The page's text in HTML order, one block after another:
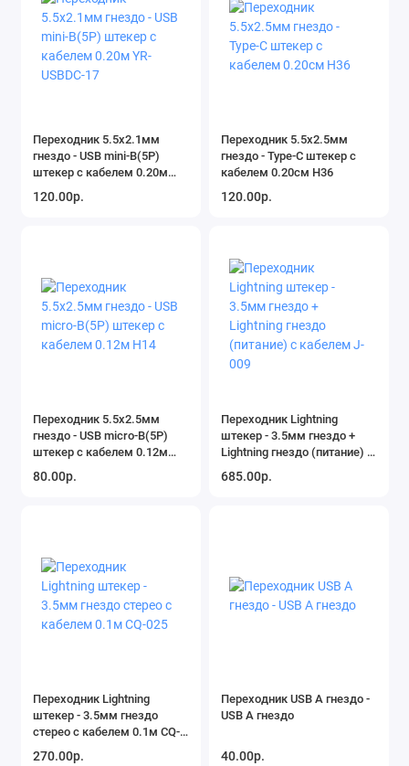
Переходник 5.5х2.1мм
гнездо - USB mini-B(5P)
штекер с кабелем 0.20м
120.00р.
Переходник 5.5х2.5мм
гнездо - Type-C штекер с
кабелем 0.20см H36
120.00р.
Переходник 5.5х2.5мм
гнездо - USB micro-B(5P)
штекер с кабелем 0.12м
80.00р.
Переходник Lightning
штекер - 3.5мм гнездо +
Lightning гнездо (питание) с
685.00р.
Переходник Lightning
штекер - 3.5мм гнездо
стерео с кабелем 0.1м CQ-
270.00р.
Переходник USB A гнездо -
USB A гнездо
40.00р.